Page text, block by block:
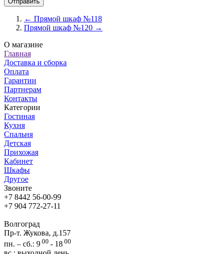
← Прямой шкаф №118
Прямой шкаф №120 →
О магазине
Главная
Доставка и сборка
Оплата
Гарантии
Партнерам
Контакты
Категории
Гостиная
Кухня
Спальня
Детская
Прихожая
Кабинет
Шкафы
Другое
Звоните
+7 8442 56-00-99
+7 904 772-27-11
Волгоград
Пр-т. Жукова, д.157
пн. – сб.: 9 00 - 18 00